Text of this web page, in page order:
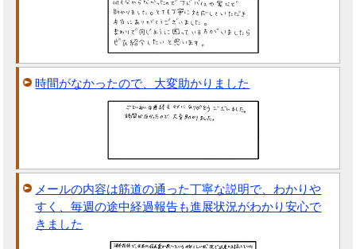
時間がなかったので、大変助かりました
メールの内容は筋道の通った丁寧な説明で、わかりや
すく、毎週の途中経過報告も進展状況がわかり安心で
きました